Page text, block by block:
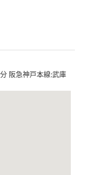
阪急神戸本線:武庫